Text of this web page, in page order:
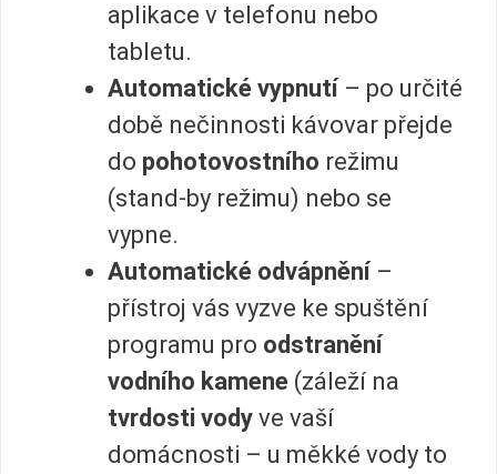
aplikace v telefonu nebo
tabletu.
Automatické vypnutí– po určité
době nečinnosti kávovar přejde
do pohotovostního režimu
(stand-by režimu) nebo se
vypne.
Automatické odvápnění–
přístroj vás vyzve ke spuštění
programu pro odstranění
vodního kamene (záleží na
tvrdosti vody ve vaší
domácnosti – u měkké vody to